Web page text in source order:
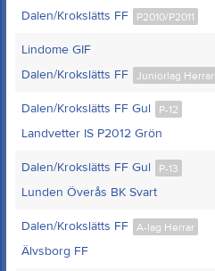
P2010/P2011
Dalen/Krokslätts FF
Lindome GIF
Juniorlag Herrar
Dalen/Krokslätts FF
P-12
Dalen/Krokslätts FF Gul
Landvetter IS P2012 Grön
P-13
Dalen/Krokslätts FF Gul
Lunden Överås BK Svart
A-lag Herrar
Dalen/Krokslätts FF
Älvsborg FF